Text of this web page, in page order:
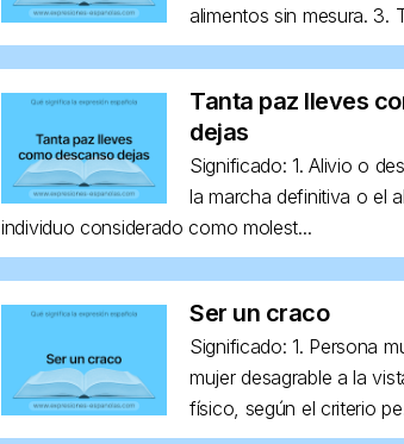
alimentos sin mesura. 3.
Tanta paz lleves
dejas
Significado: 1. Alivio o
la marcha definitiva o el
individuo considerado como molest...
Ser un craco
Significado: 1. Persona
mujer desagrable a la
físico, según el criterio